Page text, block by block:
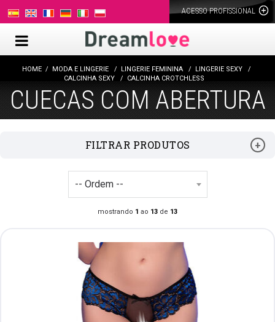
ACESSO PROFISSIONAL
HOME MODA E LINGERIE LINGERIE FEMININA
LINGERIE SEXY
CALCINHA SEXY
CALCINHA CROTCHLESS
CUECAS COM ABERTURA
FILTRAR PRODUTOS
mostrando 1 ao 13 de 13